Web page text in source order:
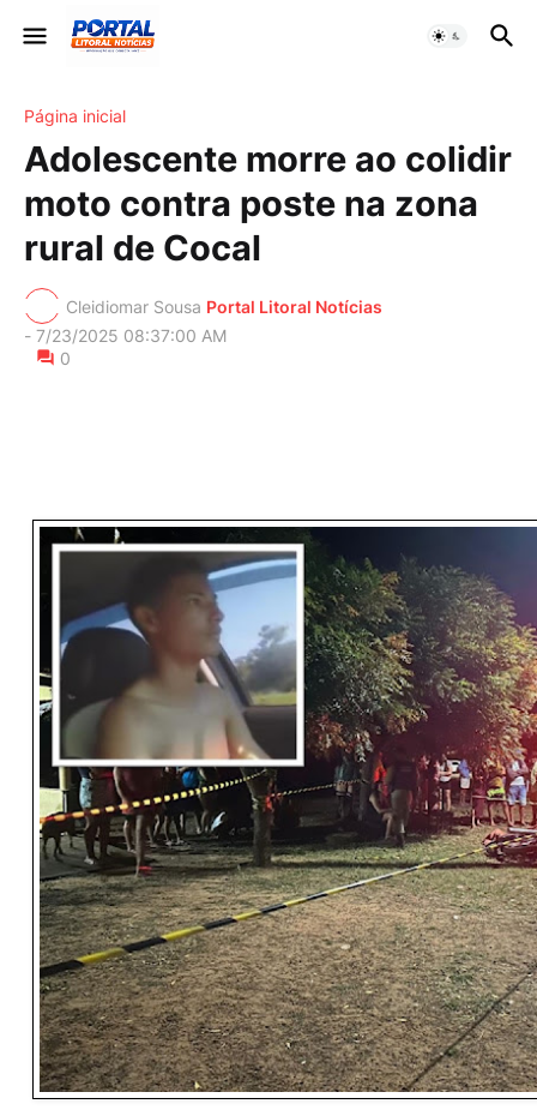
Página inicial
Adolescente morre ao colidir
moto contra poste na zona
rural de Cocal
Cleidiomar Sousa Portal Litoral Notícias
- 7/23/2025 08:37:00 AM
0